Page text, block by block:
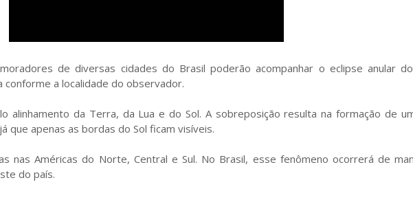
de diversas cidades do Brasil poderão acompanhar o eclipse anular
a localidade do observador.
alinhamento da Terra, da Lua e do Sol. A sobreposição resulta na formação de
que apenas as bordas do Sol ficam visíveis.
nas Américas do Norte, Central e Sul. No Brasil, esse fenômeno ocorrerá de
do país.